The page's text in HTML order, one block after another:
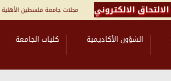
الالكتروني مجلات جامعة فلسطين الأهلية
الشؤون الأكاديمية كليات الجامعة